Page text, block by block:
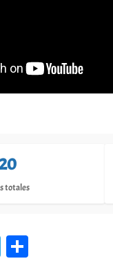
totales
Te